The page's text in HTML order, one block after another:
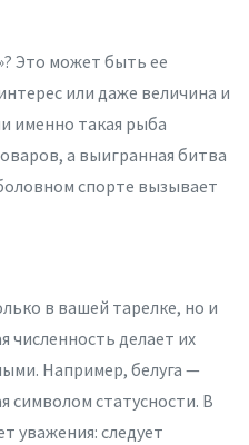
Это может быть ее
или даже величина и
именно такая рыба
а выигранная битва
спортe вызывает
в вашей тарелке, но и
численность делает их
Например, белуга —
символом статусности. В
уважения: следует